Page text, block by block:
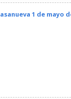
1 de mayo